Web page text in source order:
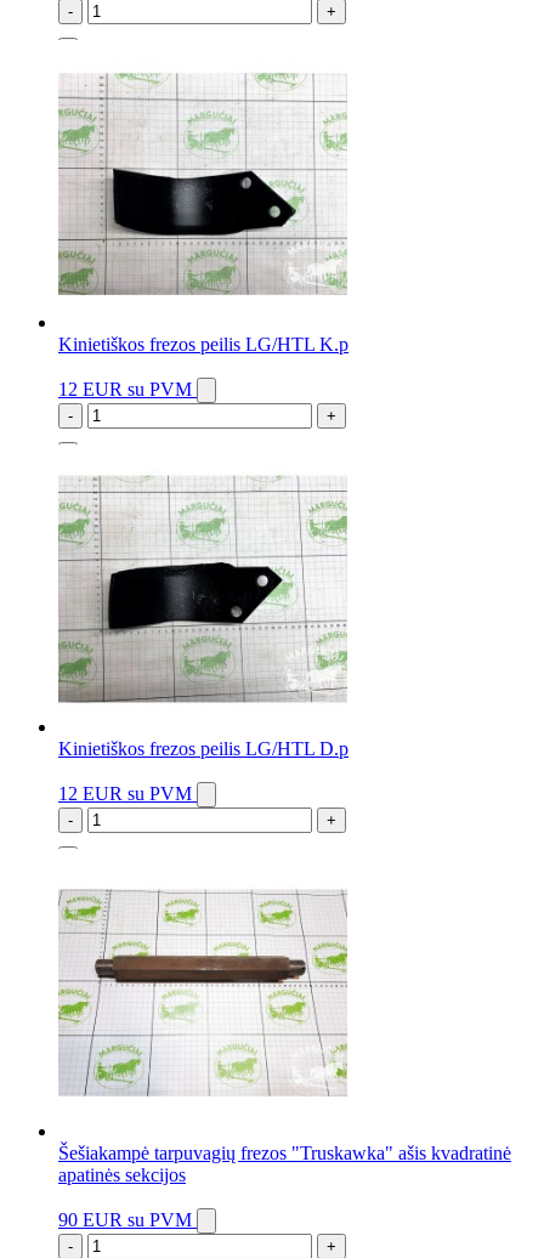
- +
Kinietiškos frezos peilis LG/HTL K.p
12 EUR su PVM
- +
Kinietiškos frezos peilis LG/HTL D.p
12 EUR su PVM
- +
Šešiakampė tarpuvagių frezos "Truskawka" ašis kvadratinė
apatinės sekcijos
90 EUR su PVM
- +